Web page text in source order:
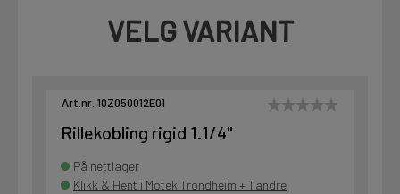
VELG VARIANT
Art.nr. 10Z050012E01
Rillekobling rigid 1.1/4"
På nettlager
Klikk & Hent i Motek Trondheim + 1 andre